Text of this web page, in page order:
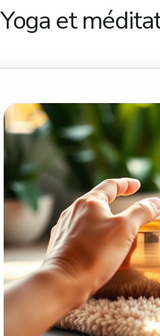
Yoga et
Pourquoi
utiliser
un
bol
tibétain
dans
vos
séances
de
yoga